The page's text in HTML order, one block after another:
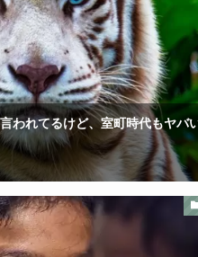
われてるけど、室町時代もヤバ